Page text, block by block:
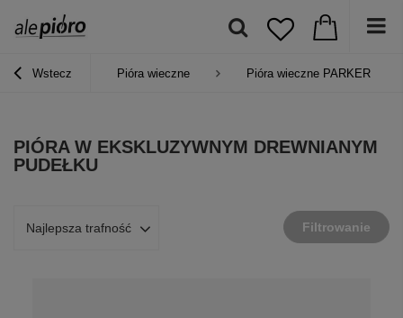
Wstecz Pióra wieczne Pióra wieczne PARKER
PIÓRA W EKSKLUZYWNYM DREWNIANYM
PUDEŁKU
Najlepsza trafność Filtrowanie